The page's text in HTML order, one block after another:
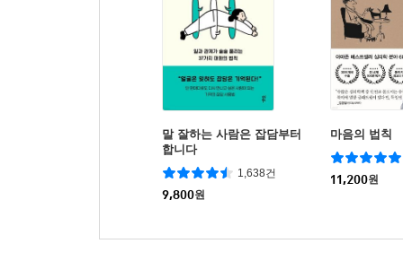
말 잘하는 사람은 잡담부터
합니다
1,638건
9,800원
마음의 법칙
11,200원